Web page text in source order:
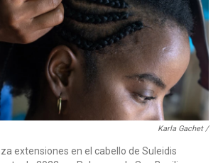
Karla Gachet /
extensiones en el cabello de Suleidis